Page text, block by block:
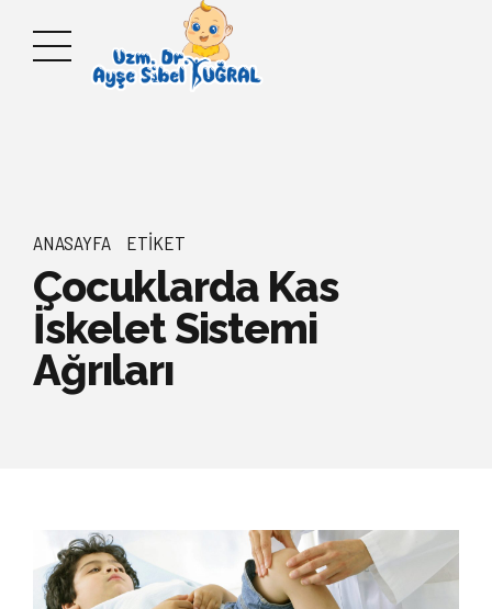
ANASAYFA ETIKET
Çocuklarda Kas
İskelet Sistemi
Ağrıları